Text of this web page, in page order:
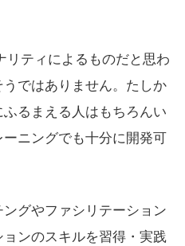
リティによるものだと思わ
ではありません。たしか
るまえる人はもちろんい
ニングでも十分に開発可
グやファシリテーション
ンのスキルを習得・実践